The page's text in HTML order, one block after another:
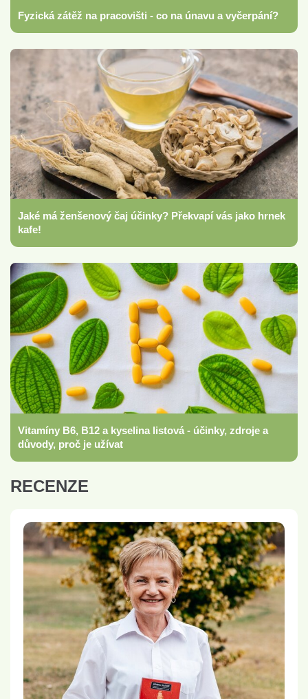
Fyzická zátěž na pracovišti - co na únavu a vyčerpání?
Jaké má ženšenový čaj účinky? Překvapí vás jako hrnek
kafe!
Vitamíny B6, B12 a kyselina listová - účinky, zdroje a
důvody, proč je užívat
RECENZE